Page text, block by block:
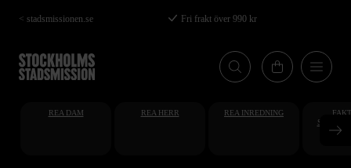
Hoppa
till
huvudinnehåll
< stadsmissionen.se Fri frakt över 990 kr
REA DAM REA HERR REA INREDNING